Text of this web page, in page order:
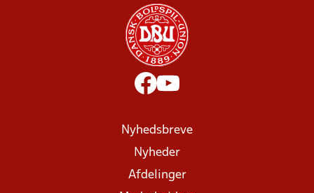
Nyhedsbreve
Nyheder
Afdelinger